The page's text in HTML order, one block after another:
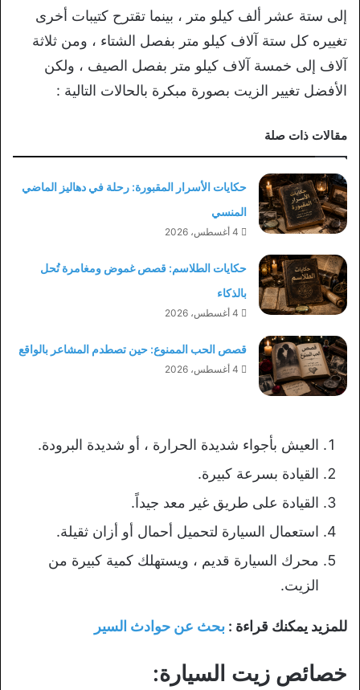
إلى ستة عشر ألف كيلو متر ، بينما تقترح كتيبات أخرى
تغييره كل ستة آلاف كيلو متر بفصل الشتاء ، ومن ثلاثة
آلاف إلى خمسة آلاف كيلو متر بفصل الصيف ، ولكن
الأفضل تغيير الزيت بصورة مبكرة بالحالات التالية :
مقالات ذات صلة
حكايات الأسرار المقبورة: رحلة في دهاليز الماضي
المنسي
4 أغسطس، 2026
حكايات الطلاسم: قصص غموض ومغامرة تُحل
بالذكاء
4 أغسطس، 2026
قصص الحب الممنوع: حين تصطدم المشاعر بالواقع
4 أغسطس، 2026
العيش بأجواء شديدة الحرارة ، أو شديدة البرودة.
القيادة بسرعة كبيرة.
القيادة على طريق غير معد جيداً.
استعمال السيارة لتحميل أحمال أو أزان ثقيلة.
محرك السيارة قديم ، ويستهلك كمية كبيرة من
الزيت.
للمزيد يمكنك قراءة : بحث عن حوادث السير
خصائص زيت السيارة: